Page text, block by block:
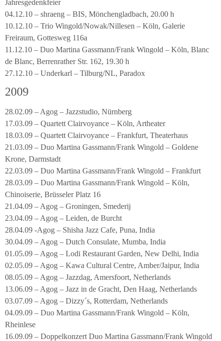
Jahresgedenkfeier
04.12.10 – shraeng – BIS, Mönchengladbach, 20.00 h
10.12.10 – Trio Wingold/Nowak/Nillesen – Köln, Galerie
Freiraum, Gottesweg 116a
11.12.10 – Duo Martina Gassmann/Frank Wingold – Köln, Blanc
de Blanc, Berrenrather Str. 162, 19.30 h
27.12.10 – Underkarl – Tilburg/NL, Paradox
2009
28.02.09 – Agog – Jazzstudio, Nürnberg
17.03.09 – Quartett Clairvoyance – Köln, Artheater
18.03.09 – Quartett Clairvoyance – Frankfurt, Theaterhaus
21.03.09 – Duo Martina Gassmann/Frank Wingold – Goldene
Krone, Darmstadt
22.03.09 – Duo Martina Gassmann/Frank Wingold – Frankfurt
28.03.09 – Duo Martina Gassmann/Frank Wingold – Köln,
Chinoiserie, Brüsseler Platz 16
21.04.09 – Agog – Groningen, Smederij
23.04.09 – Agog – Leiden, de Burcht
28.04.09 -Agog – Shisha Jazz Cafe, Puna, India
30.04.09 – Agog – Dutch Consulate, Mumba, India
01.05.09 – Agog – Lodi Restaurant Garden, New Delhi, India
02.05.09 – Agog – Kawa Cultural Centre, Amber/Jaipur, India
08.05.09 – Agog – Jazzdag, Amersfoort, Netherlands
13.06.09 – Agog – Jazz in de Gracht, Den Haag, Netherlands
03.07.09 – Agog – Dizzy´s, Rotterdam, Netherlands
04.09.09 – Duo Martina Gassmann/Frank Wingold – Köln,
Rheinlese
16.09.09 – Doppelkonzert Duo Martina Gassmann/Frank Wingold